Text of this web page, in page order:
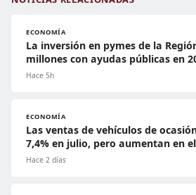
ECONOMÍA
La inversión en pymes de la
millones con ayudas públicas en
Hace 5h
ECONOMÍA
Las ventas de vehículos de
7,4% en julio, pero aumentan en
Hace 2 días